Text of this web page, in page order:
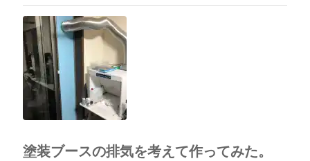
塗装ブースの排気を考えて作ってみた。